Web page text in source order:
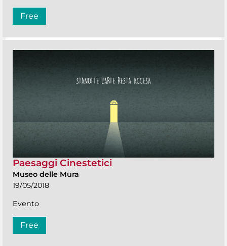
Free
Paesaggi Cinestetici
Museo delle Mura
19/05/2018
Evento
Free